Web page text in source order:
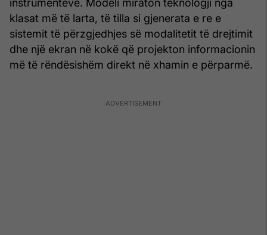
instrumenteve. Modeli miraton teknologji nga
klasat më të larta, të tilla si gjenerata e re e
sistemit të përzgjedhjes së modalitetit të drejtimit
dhe një ekran në kokë që projekton informacionin
më të rëndësishëm direkt në xhamin e përparmë.